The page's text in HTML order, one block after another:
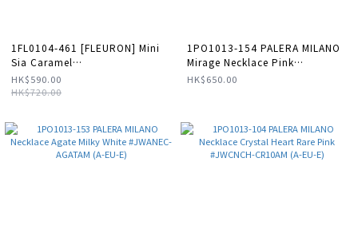
1FL0104-461 [FLEURON] Mini
Sia Caramel
#PMM10VG1340CRL (A-K11-E)
HK$590.00
HK$720.00
1PO1013-154 PALERA MILANO
Mirage Necklace Pink
#JWMNEC-APD10X (A-EU-E)
HK$650.00